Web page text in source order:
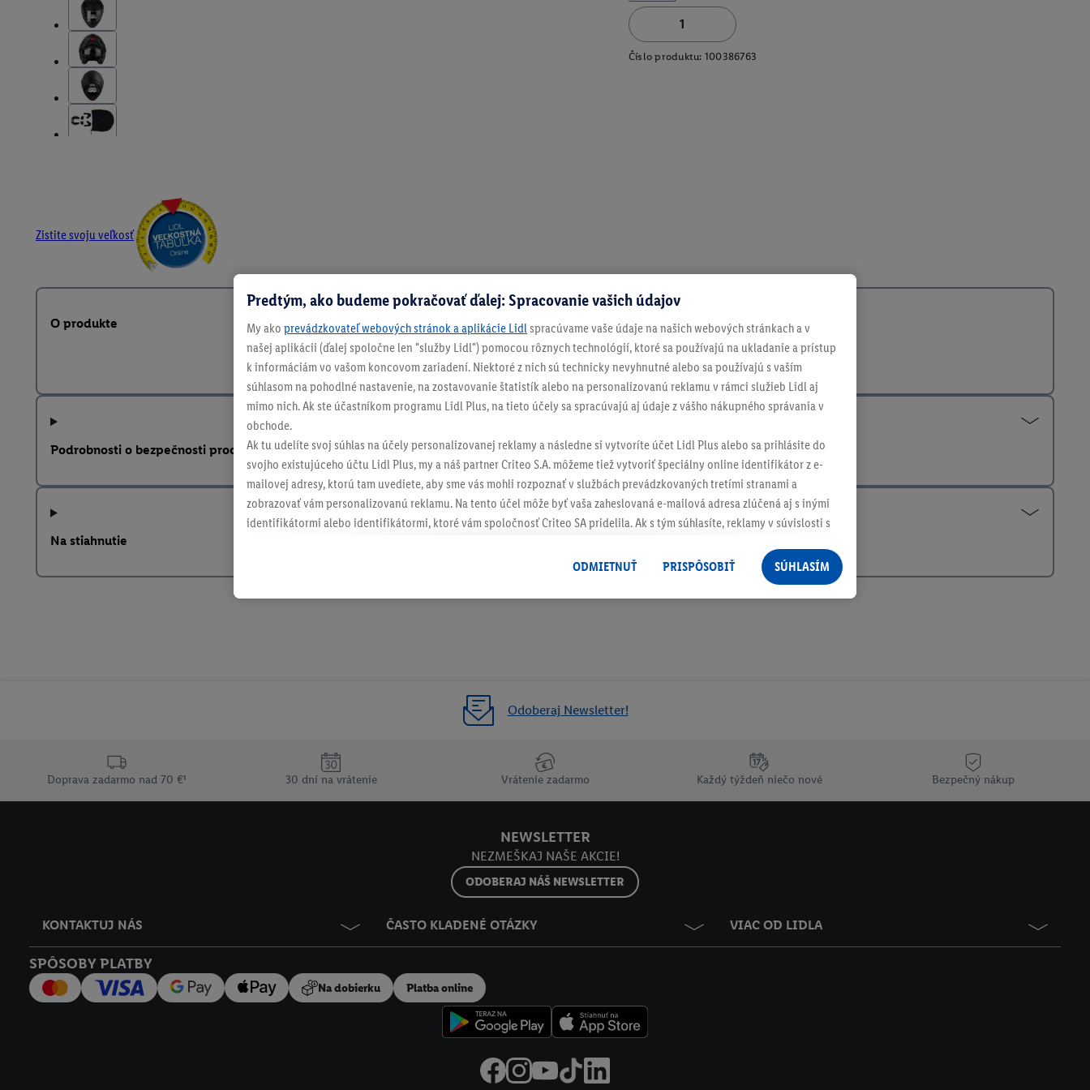
Číslo produktu: 100386763
Zistite svoju veľkosť
O produkte
Podrobnosti o bezpečnosti produktu
Na stiahnutie
Odoberaj Newsletter!
Doprava zadarmo nad 70 €¹ 30 dní na vrátenie Vrátenie zadarmo Každý týždeň niečo nové Bezpečný nákup
NEWSLETTER
NEZMEŠKAJ NAŠE AKCIE!
ODOBERAJ NÁŠ NEWSLETTER
KONTAKTUJ NÁS ČASTO KLADENÉ OTÁZKY VIAC OD LIDLA
SPÔSOBY PLATBY
Na dobierku Platba online
Predtým, ako budeme pokračovať ďalej: Spracovanie vašich údajov
My ako prevádzkovateľ webových stránok a aplikácie Lidl spracúvame vaše údaje na našich webových stránkach a v
našej aplikácii (ďalej spoločne len "služby Lidl") pomocou rôznych technológií, ktoré sa používajú na ukladanie a prístup
k informáciám vo vašom koncovom zariadení. Niektoré z nich sú technicky nevyhnutné alebo sa používajú s vaším
súhlasom na pohodlné nastavenie, na zostavovanie štatistík alebo na personalizovanú reklamu v rámci služieb Lidl aj
mimo nich. Ak ste účastníkom programu Lidl Plus, na tieto účely sa spracúvajú aj údaje z vášho nákupného správania v
obchode.
Ak tu udelíte svoj súhlas na účely personalizovanej reklamy a následne si vytvoríte účet Lidl Plus alebo sa prihlásite do
svojho existujúceho účtu Lidl Plus, my a náš partner Criteo S.A. môžeme tiež vytvoriť špeciálny online identifikátor z e-
mailovej adresy, ktorú tam uvediete, aby sme vás mohli rozpoznať v službách prevádzkovaných tretími stranami a
zobrazovať vám personalizovanú reklamu. Na tento účel môže byť vaša zaheslovaná e-mailová adresa zlúčená aj s inými
identifikátormi alebo identifikátormi, ktoré vám spoločnosť Criteo SA pridelila. Ak s tým súhlasíte, reklamy v súvislosti s
internetovom obchode, ale nie jeho zakúpením), sa môžu zobrazovať aj na rôznych zariadeniach a v rôznych službách
spoločnosti Lidl ak vám možno priradiť niekoľko koncových zariadení alebo používanie viacerých služieb spoločnosti
Lidl, pomocou vašej hashovanej e-mailovej adresy a prípadne ďalších identifikátorov/identifikátorov, ktoré má
vyjadríte súhlas so spracúvaním na všetky vyššie uvedené účely. Ďalšie informácie vrátane informácií o dobe
uchovávania údajov a Vašom práve kedykoľvek odvolať súhlas s účinnosťou do budúcnosti nájdete v našich
ODMIETNUŤ PRISPÔSOBIŤ SÚHLASÍM